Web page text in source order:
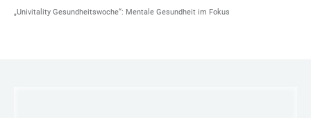
„Univitality Gesundheitswoche“: Mentale Gesundheit im Fokus